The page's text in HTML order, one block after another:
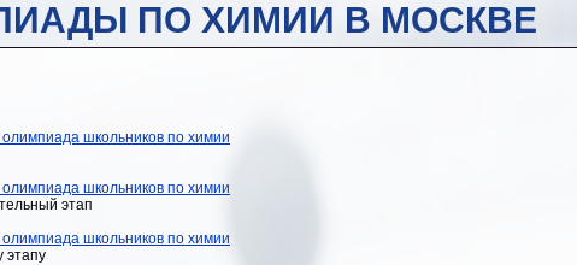
ПО ХИМИИ В МОСКВЕ
олимпиада школьников по химии
олимпиада школьников по химии
этап
олимпиада школьников по химии
этапу